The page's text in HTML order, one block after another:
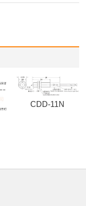
CDD-11N